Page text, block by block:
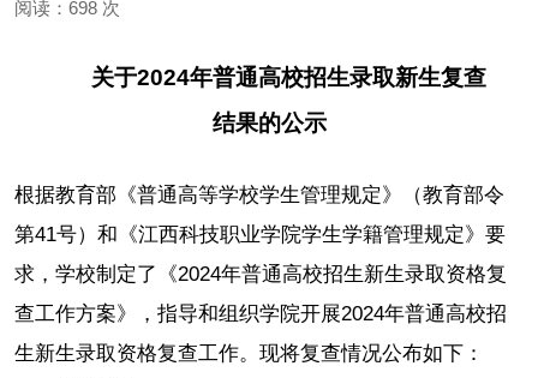
阅读：698 次
关于2024年普通高校招生录取新生复查
结果的公示
根据教育部《普通高等学校学生管理规定》（教育部令
第41号）和《江西科技职业学院学生学籍管理规定》要
求，学校制定了《2024年普通高校招生新生录取资格复
查工作方案》，指导和组织学院开展2024年普通高校招
生新生录取资格复查工作。现将复查情况公布如下：